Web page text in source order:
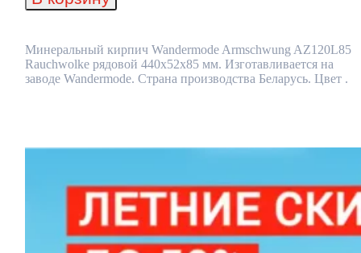
Wandermode
Rauchwolke
рядовой
440x52x85
Минеральный кирпич Wandermode Armschwung AZ120L85
Rauchwolke рядовой 440x52x85 мм. Изготавливается на
заводе Wandermode. Страна производства Беларусь. Цвет .